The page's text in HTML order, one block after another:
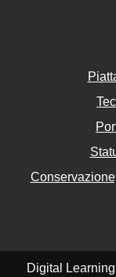
Digital